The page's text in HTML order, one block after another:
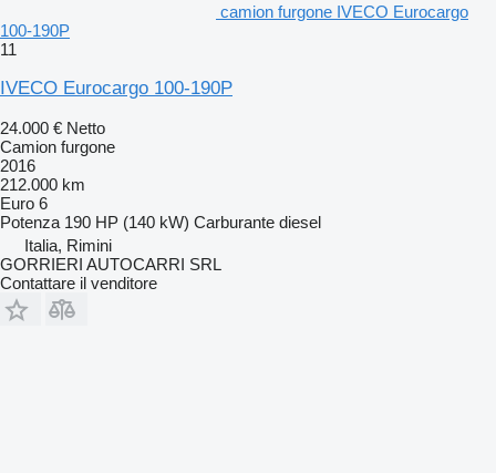
camion furgone IVECO Eurocargo
100-190P
11
IVECO Eurocargo 100-190P
24.000 € Netto
Camion furgone
2016
212.000 km
Euro 6
Potenza 190 HP (140 kW) Carburante diesel
Italia, Rimini
GORRIERI AUTOCARRI SRL
Contattare il venditore